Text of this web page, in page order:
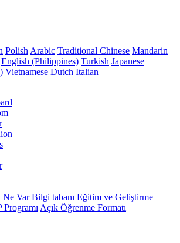
Polish Arabic Traditional Chinese Mandarin
English (Philippines) Turkish Japanese
Vietnamese Dutch Italian
Ne Var Bilgi tabanı Eğitim ve Geliştirme
Programı Açık Öğrenme Formatı